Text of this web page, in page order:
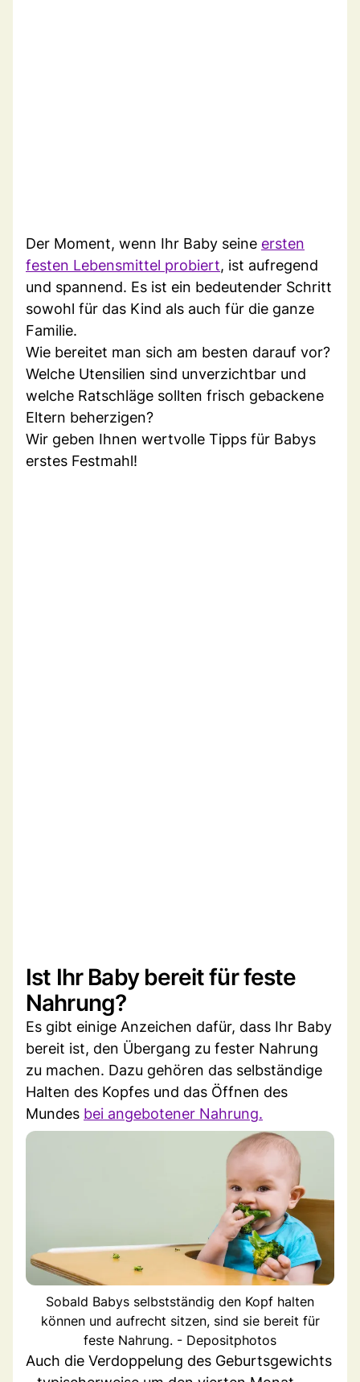
Der Moment, wenn Ihr Baby seine ersten
festen Lebensmittel probiert, ist aufregend
und spannend. Es ist ein bedeutender Schritt
sowohl für das Kind als auch für die ganze
Familie.
Wie bereitet man sich am besten darauf vor?
Welche Utensilien sind unverzichtbar und
welche Ratschläge sollten frisch gebackene
Eltern beherzigen?
Wir geben Ihnen wertvolle Tipps für Babys
erstes Festmahl!
Ist Ihr Baby bereit für feste
Nahrung?
Es gibt einige Anzeichen dafür, dass Ihr Baby
bereit ist, den Übergang zu fester Nahrung
zu machen. Dazu gehören das selbständige
Halten des Kopfes und das Öffnen des
Mundes bei angebotener Nahrung.
Sobald Babys selbstständig den Kopf halten
können und aufrecht sitzen, sind sie bereit für
feste Nahrung. - Depositphotos
Auch die Verdoppelung des Geburtsgewichts